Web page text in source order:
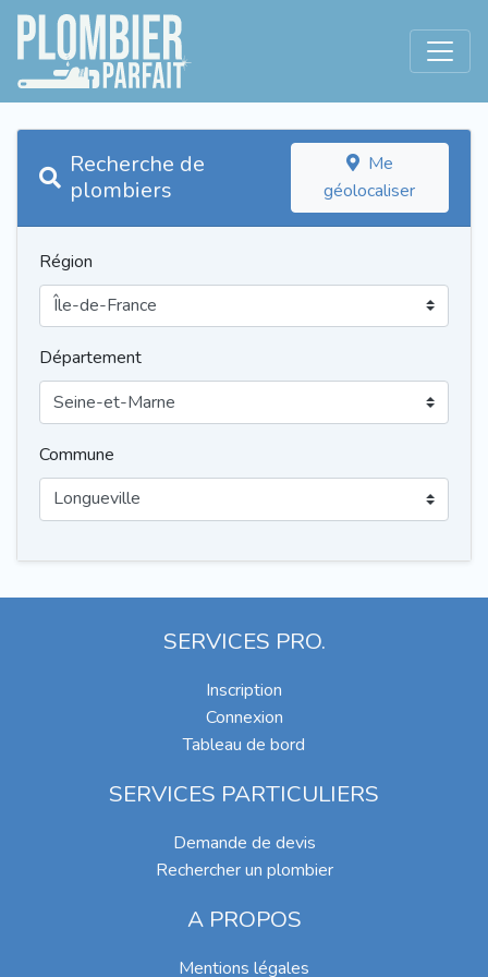
Recherche de
plombiers
Me
géolocaliser
Région
Département
Commune
SERVICES PRO.
Inscription
Connexion
Tableau de bord
SERVICES PARTICULIERS
Demande de devis
Rechercher un plombier
A PROPOS
Mentions légales